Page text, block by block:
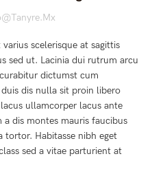
scelerisque at sagittis
sed ut. Lacinia dui rutrum arcu
dictumst cum
dis nulla sit proin libero
ullamcorper lacus ante
dis montes mauris faucibus
tortor. Habitasse nibh eget
sed a vitae parturient at